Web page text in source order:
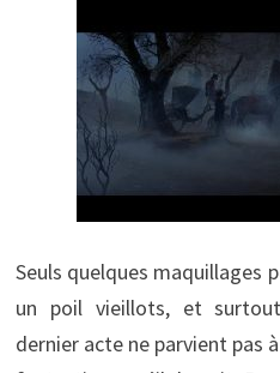
Seuls quelques maquillages
un poil vieillots, et
dernier acte ne parvient pas